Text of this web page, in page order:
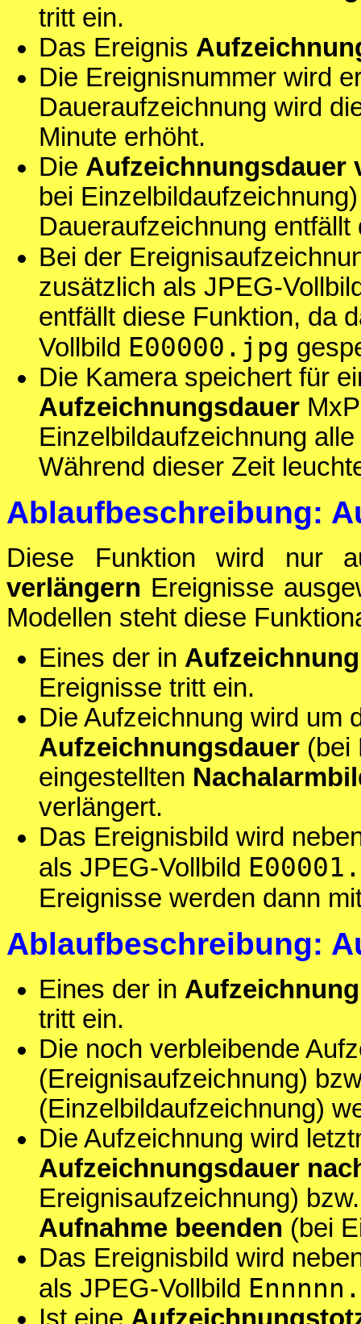
tritt ein.
Das Ereignis
Die Ereignisnummer wird
Daueraufzeichnung wird
Minute erhöht.
Die Aufzeichnungsdauer
bei
Daueraufzeichnung entfällt
Bei der
zusätzlich als JPEG-
entfällt diese Funktion, da
Vollbild E00000.jpg
Die Kamera speichert für
Aufzeichnungsdauer
Einzelbildaufzeichnung alle
Während dieser Zeit
Ablaufbeschreibung:
Diese Funktion wird nur
verlängern Ereignisse
Modellen steht diese
Eines der in
Ereignisse tritt ein.
Die Aufzeichnung wird um
Aufzeichnungsdauer (bei
eingestellten
verlängert.
Das Ereignisbild wird
als JPEG-Vollbild
Ereignisse werden dann
Ablaufbeschreibung:
Eines der in
tritt ein.
Die noch verbleibende
(Ereignisaufzeichnung)
(Einzelbildaufzeichnung)
Die Aufzeichnung wird
Aufzeichnungsdauer
Ereignisaufzeichnung)
Aufnahme beenden (bei
Das Ereignisbild wird
als JPEG-Vollbild